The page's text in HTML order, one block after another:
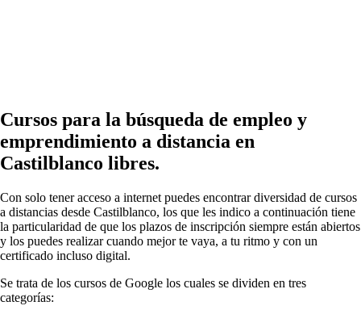
Cursos para la búsqueda de empleo y
emprendimiento a distancia en
Castilblanco libres.
Con solo tener acceso a internet puedes encontrar diversidad de cursos
a distancias desde Castilblanco, los que les indico a continuación tiene
la particularidad de que los plazos de inscripción siempre están abiertos
y los puedes realizar cuando mejor te vaya, a tu ritmo y con un
certificado incluso digital.
Se trata de los cursos de Google los cuales se dividen en tres
categorías: